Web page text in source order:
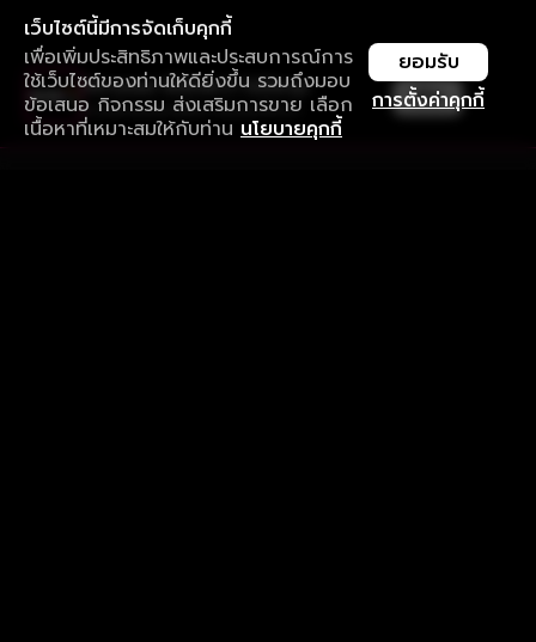
เว็บไซต์นี้มีการจัดเก็บคุกกี้
เพื่อเพิ่มประสิทธิภาพและประสบการณ์การ
ใช้เว็บไซต์ของท่านให้ดียิ่งขึ้น รวมถึงมอบ
ข้อเสนอ กิจกรรม ส่งเสริมการขาย เลือก
เนื้อหาที่เหมาะสมให้กับท่าน นโยบายคุกกี้
การตั้งค่าคุกกี้
ยอมรับ
ใช้งานแอป ลื่นไหลกว่า ไม่มีสะดุด
ดาวน์โหลดแอปเพื่อการรับชมที่ดีกว่า เปิด